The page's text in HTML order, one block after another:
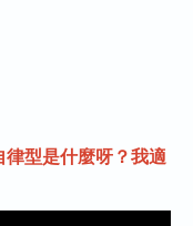
律型是什麼呀？我適